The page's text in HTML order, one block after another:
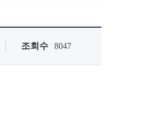
조회수 8047